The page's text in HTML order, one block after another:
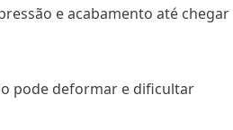
e acabamento até chegar
pode deformar e dificultar